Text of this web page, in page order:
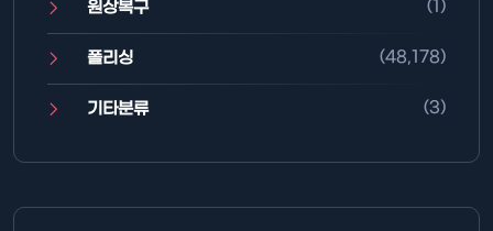
원상복구 (1)
폴리싱 (48,178)
기타분류 (3)